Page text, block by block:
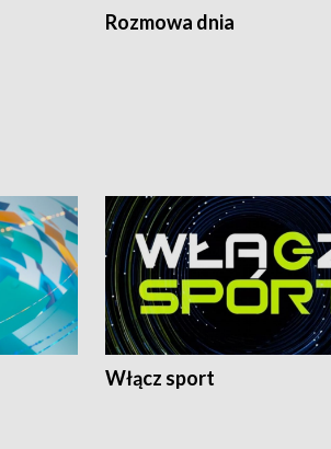
Rozmowa dnia
Włącz sport